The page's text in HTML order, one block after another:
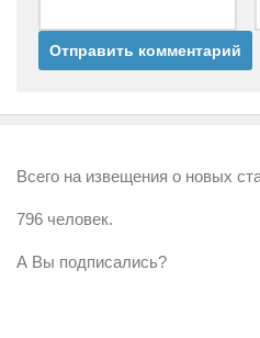
Всего на извещения о новых
796 человек.
А Вы подписались?